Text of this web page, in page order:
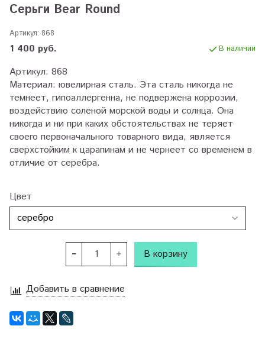
Серьги Bear Round
Артикул: 868
1 400 руб. В наличии
Артикул: 868
Материал: ювелирная сталь. Эта сталь никогда не
темнеет, гипоаллергенна, не подвержена коррозии,
воздействию соленой морской воды и солнца. Она
никогда и ни при каких обстоятельствах не теряет
своего первоначального товарного вида, является
сверхстойким к царапинам и не чернеет со временем в
отличие от серебра.
Цвет
В корзину
Добавить в сравнение